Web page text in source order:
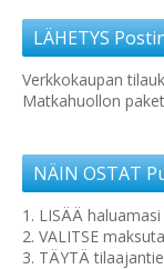
LÄHETYS
Verkkokaupan
Matkahuollon
NÄIN OSTAT
1. LISÄÄ
2. VALITSE
3. TÄYTÄ